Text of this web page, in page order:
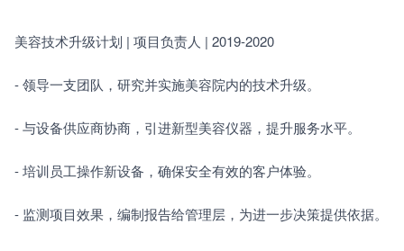
美容技术升级计划 | 项目负责人 | 2019-2020
- 领导一支团队，研究并实施美容院内的技术升级。
- 与设备供应商协商，引进新型美容仪器，提升服务水平。
- 培训员工操作新设备，确保安全有效的客户体验。
- 监测项目效果，编制报告给管理层，为进一步决策提供依据。